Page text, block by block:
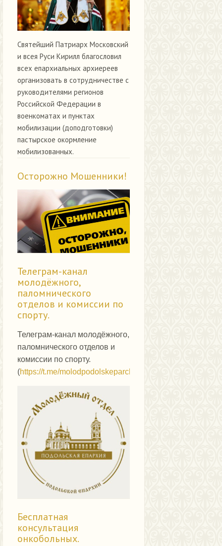
Святейший Патриарх Московский
и всея Руси Кирилл благословил
всех епархиальных архиереев
организовать в сотрудничестве с
руководителями регионов
Российской Федерации в
военкоматах и пунктах
мобилизации (доподготовки)
пастырское окормление
мобилизованных.
Осторожно Мошенники!
Телеграм-канал
молодёжного,
паломнического
отделов и комиссии по
спорту.
Телеграм-канал молодёжного,
паломнического отделов и
комиссии по спорту.
(https://t.me/molodpodolskeparch
Бесплатная
консультация
онкобольных.